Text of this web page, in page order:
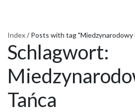
Index/ Posts with tag "Miedzynarodowy
Schlagwort:
Tańca